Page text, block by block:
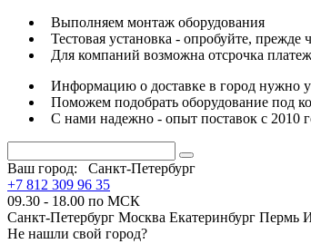
Выполняем монтаж оборудования
Тестовая установка - опробуйте, прежде
Для компаний возможна отсрочка
Информацию о доставке в город нужно
Поможем подобрать оборудование под
С нами надежно - опыт поставок с 2010
Ваш город:
Санкт-Петербург
+7 812 309 96 35
09.30 - 18.00 по МСК
Санкт-Петербург Москва Екатеринбург Пермь
Не нашли свой город?